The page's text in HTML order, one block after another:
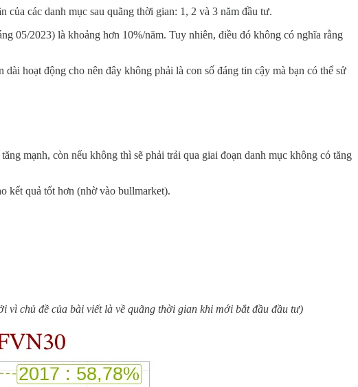
các danh mục sau quãng thời gian: 1, 2 và 3 năm đầu tư.
05/2023) là khoảng hơn 10%/năm. Tuy nhiên, điều đó không có nghĩa rằng
hoạt động cho nên đây không phải là con số đáng tin cậy mà bạn có thể sử
mạnh, còn nếu không thì sẽ phải trải qua giai đoạn danh mục không có tăng
kết quả tốt hơn (nhờ vào bullmarket).
vì chủ đề của bài viết là về quãng thời gian khi mới bắt đầu đầu tư)